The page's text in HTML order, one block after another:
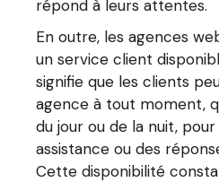
répond à leurs attentes.
En outre, les agences
un service client
signifie que les clients
agence à tout moment,
du jour ou de la nuit,
assistance ou des
Cette disponibilité